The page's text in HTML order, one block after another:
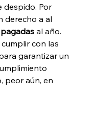
despido. Por
derecho a al
al año.
con las
garantizar un
peor aún, en